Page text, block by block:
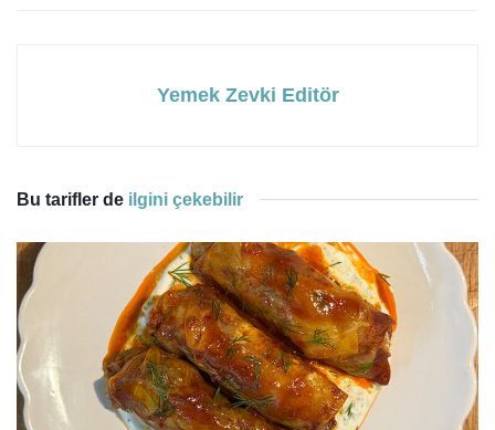
Yemek Zevki Editör
Bu tarifler de ilgini çekebilir